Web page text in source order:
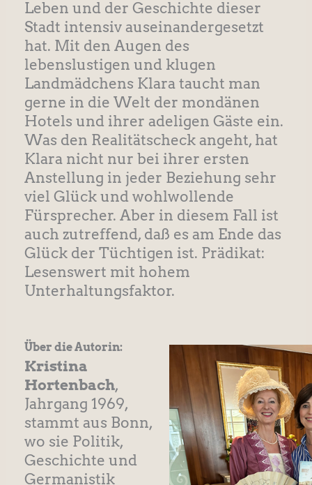
Leben und der Geschichte dieser
Stadt intensiv auseinandergesetzt
hat. Mit den Augen des
lebenslustigen und klugen
Landmädchens Klara taucht man
gerne in die Welt der mondänen
Hotels und ihrer adeligen Gäste ein.
Was den Realitätscheck angeht, hat
Klara nicht nur bei ihrer ersten
Anstellung in jeder Beziehung sehr
viel Glück und wohlwollende
Fürsprecher. Aber in diesem Fall ist
auch zutreffend, daß es am Ende das
Glück der Tüchtigen ist. Prädikat:
Lesenswert mit hohem
Unterhaltungsfaktor.
Über die Autorin:
Kristina
Hortenbach,
Jahrgang 1969,
stammt aus Bonn,
wo sie Politik,
Geschichte und
Germanistik